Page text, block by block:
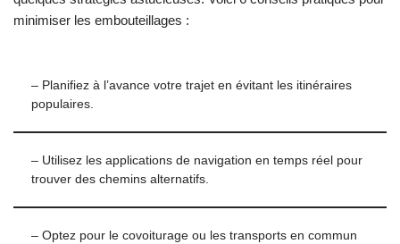
minimiser les embouteillages :
– Planifiez à l’avance votre trajet en évitant les itinéraires
populaires.
– Utilisez les applications de navigation en temps réel pour
trouver des chemins alternatifs.
– Optez pour le covoiturage ou les transports en commun